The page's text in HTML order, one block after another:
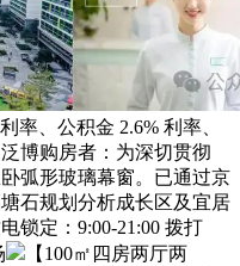
率、公积金 2.6% 利率、
博购房者：为深切贯彻
弧形玻璃幕窗。已通过京
石规划分析成长区及宜居
锁定：9:00-21:00 拨打
【100㎡四房两厅两